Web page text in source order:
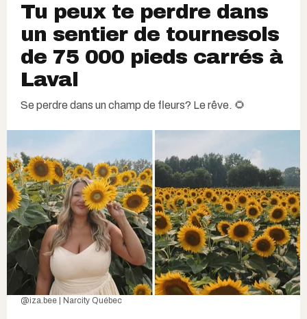
Tu peux te perdre dans
un sentier de tournesols
de 75 000 pieds carrés à
Laval
Se perdre dans un champ de fleurs? Le rêve. 🌻
@iza.bee | Narcity Québec